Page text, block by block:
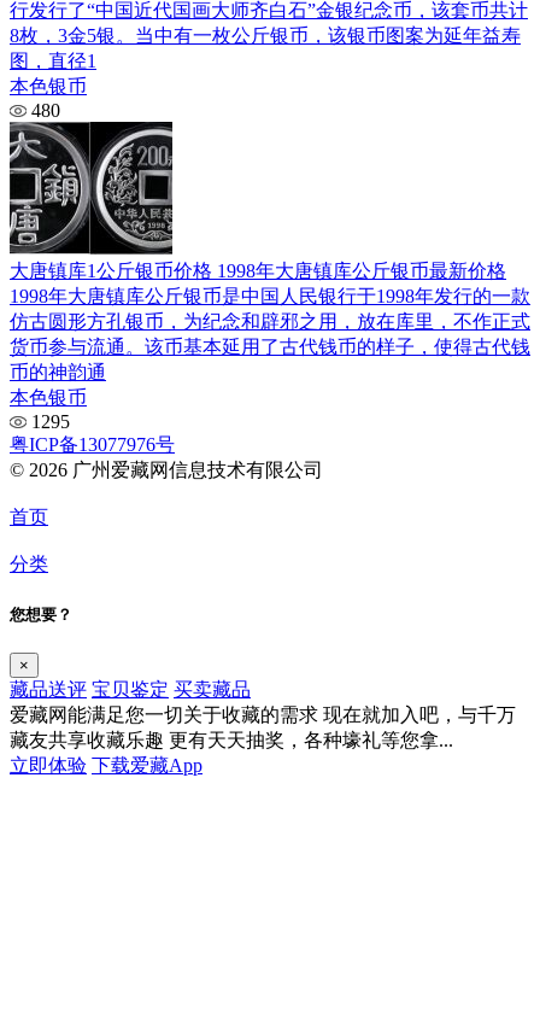
行发行了“中国近代国画大师齐白石”金银纪念币，该套币共计
8枚，3金5银。当中有一枚公斤银币，该银币图案为延年益寿
图，直径1
本色银币
480
大唐镇库1公斤银币价格 1998年大唐镇库公斤银币最新价格
1998年大唐镇库公斤银币是中国人民银行于1998年发行的一款
仿古圆形方孔银币，为纪念和辟邪之用，放在库里，不作正式
货币参与流通。该币基本延用了古代钱币的样子，使得古代钱
币的神韵通
本色银币
1295
粤ICP备13077976号
© 2026 广州爱藏网信息技术有限公司
首页
分类
您想要？
×
藏品送评 宝贝鉴定 买卖藏品
爱藏网能满足您一切关于收藏的需求 现在就加入吧，与千万
藏友共享收藏乐趣 更有天天抽奖，各种壕礼等您拿...
立即体验 下载爱藏App